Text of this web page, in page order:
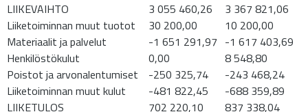
LIIKEVAIHTO 3 055 460,26
3 367 821,06
Liiketoiminnan muut tuotot
30 200,00
10 200,00
Materiaalit ja palvelut
-1 651 291,97 -1 617 403,69
Henkilöstökulut
0,00
8 548,80
Poistot ja arvonalentumiset
-250 325,74
-243 468,24
Liiketoiminnan muut kulut
-481 822,45
-688 359,89
LIIKETULOS
702 220,10
837 338,04